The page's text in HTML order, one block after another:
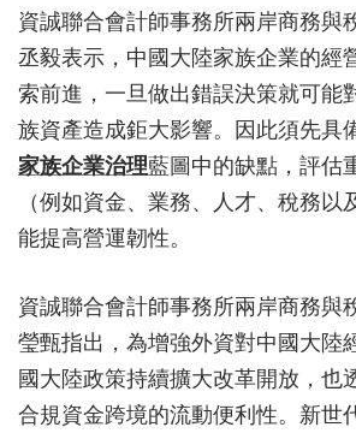
資誠聯合會計師事務所兩岸商務與
丞毅表示，中國大陸家族企業的經
索前進，一旦做出錯誤決策就可能
族資產造成鉅大影響。因此須先具
家族企業治理藍圖中的缺點，評估
（例如資金、業務、人才、稅務以
能提高營運韌性。
資誠聯合會計師事務所兩岸商務與
瑩甄指出，為增強外資對中國大陸
國大陸政策持續擴大改革開放，也
合規資金跨境的流動便利性。新世